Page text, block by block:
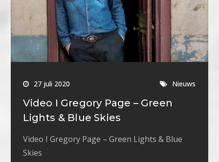
27 juli 2020 Nieuws
Video I Gregory Page – Green
Lights & Blue Skies
Video I Gregory Page – Green Lights & Blue
Skies